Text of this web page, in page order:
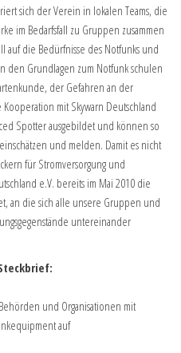
sich der Verein in lokalen Teams, die
im Bedarfsfall zu Gruppen zusammen
auf die Bedürfnisse des Notfunks und
den Grundlagen zum Notfunk schulen
der Gefahren an der
mit Skywarn Deutschland
Spotter ausgebildet und können so
und melden. Damit es nicht
für Stromversorgung und
e.V. bereits im Mai 2010 die
an die sich alle unsere Gruppen und
untereinander
und Organisationen mit
auf